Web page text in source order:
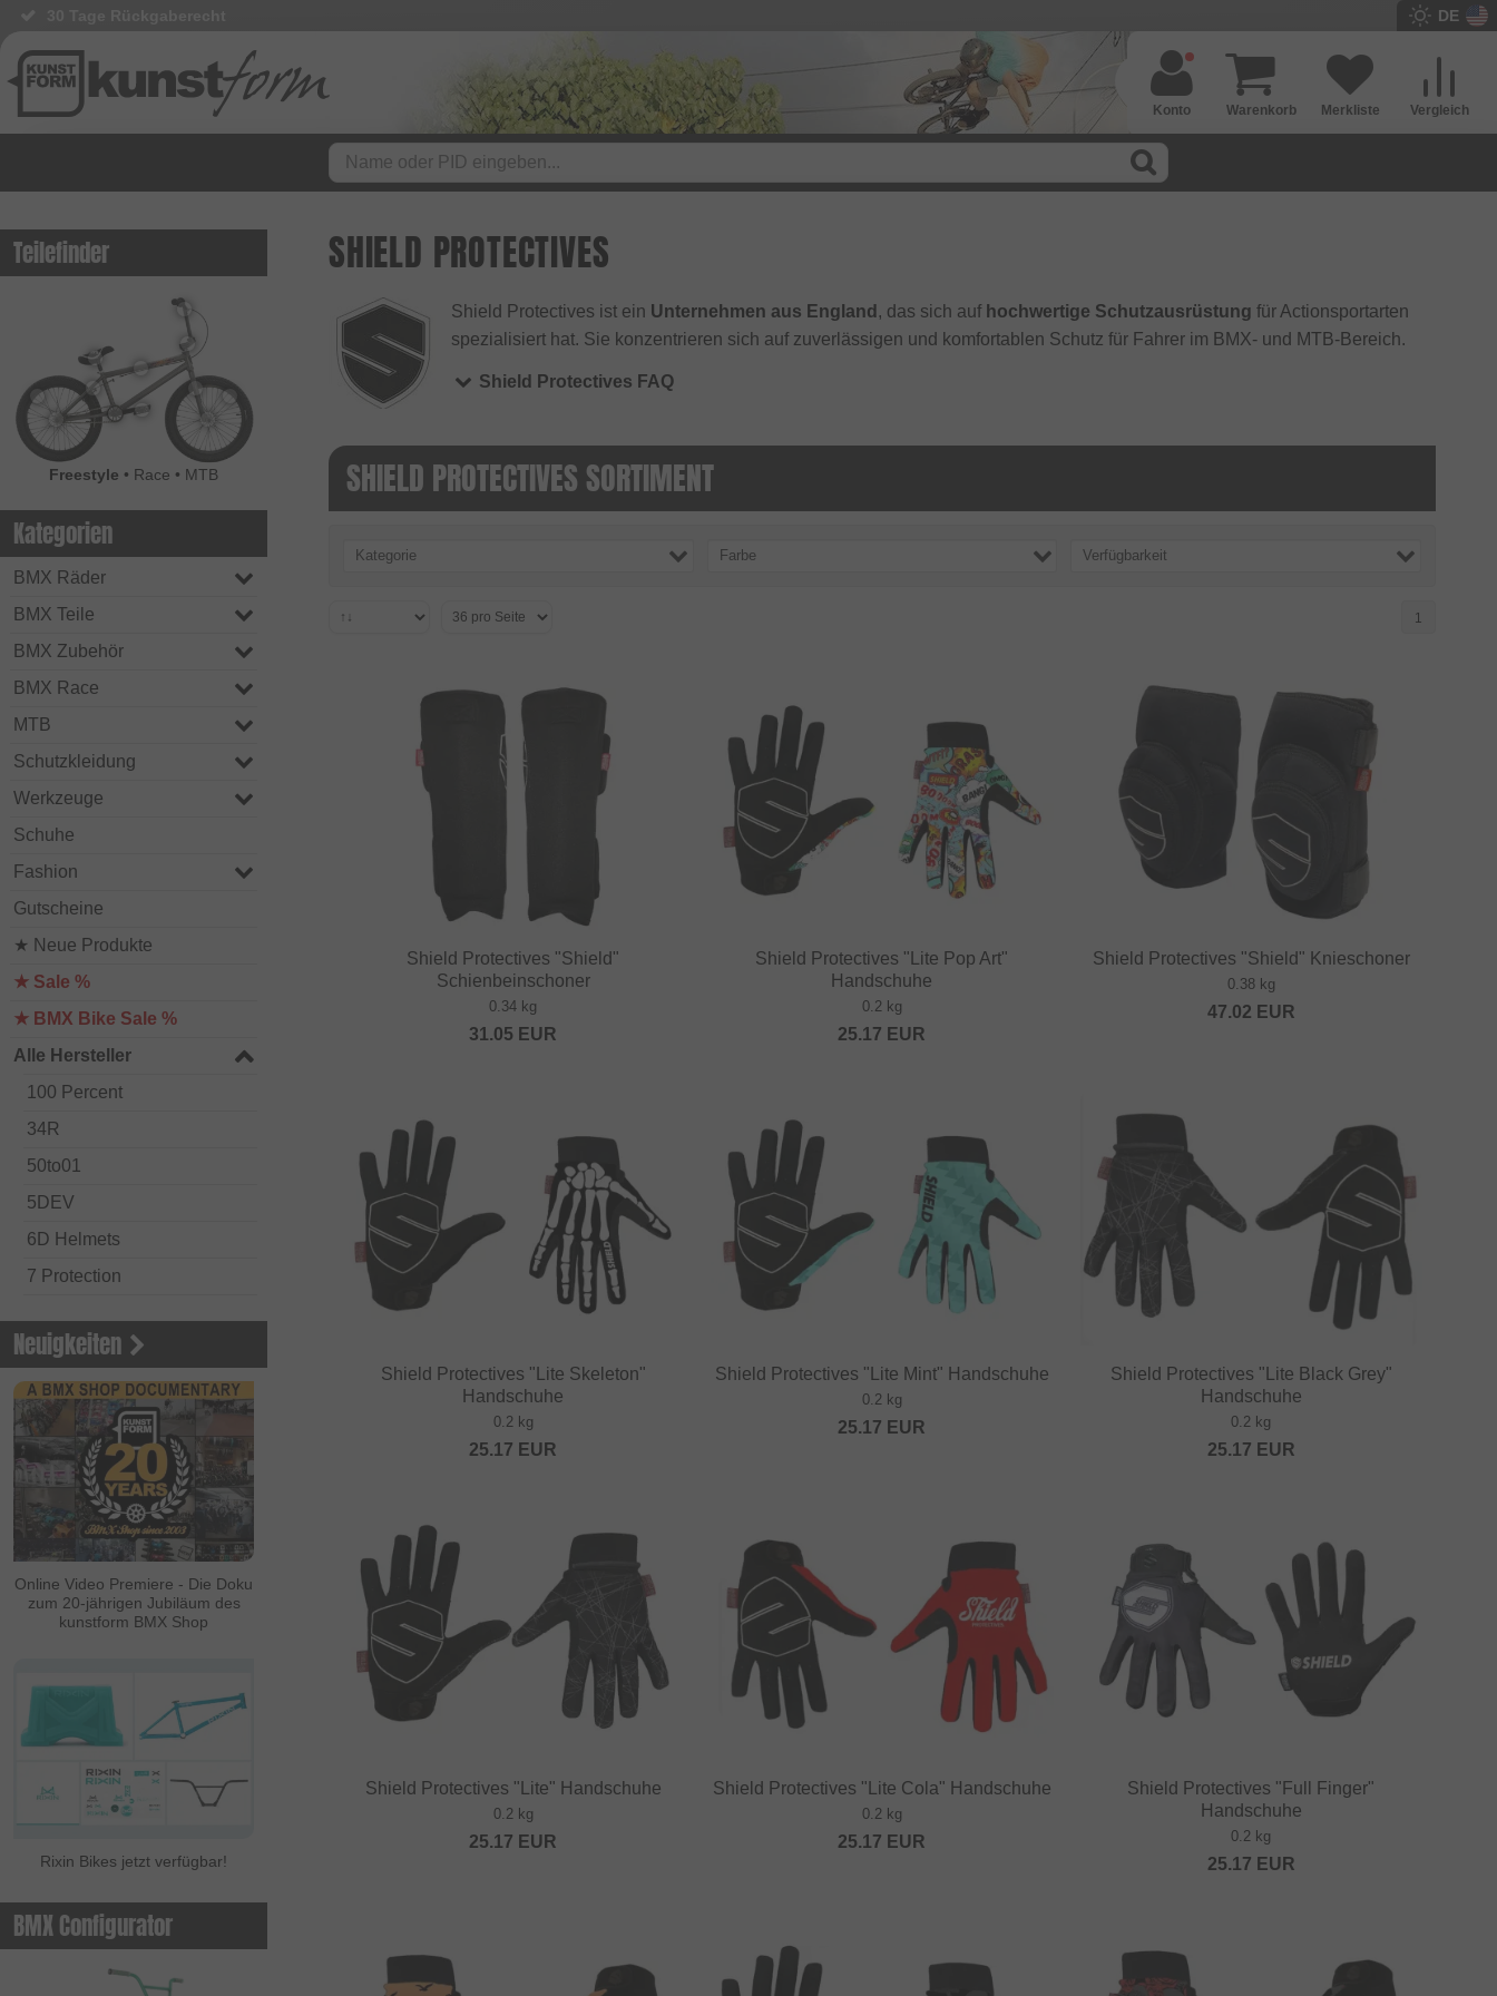
DE
Vergleich
Merkliste
Warenkorb
Konto
Teilefinder
Freestyle • Race • MTB
Kategorien
BMX Räder
BMX Teile
BMX Zubehör
BMX Race
MTB
Schutzkleidung
Werkzeuge
Schuhe
Fashion
Gutscheine
★ Neue Produkte
★ Sale %
★ BMX Bike Sale %
Alle Hersteller
100 Percent
34R
50to01
5DEV
6D Helmets
7 Protection
Acepac
ACS BMX
Alienation BMX
Alive
ALK 13
ALL IN
Animal Bikes
Autum Bikes
baco
Bell
Beringer
Beringer Bicycle
Bicross Editions
Bicycle Union
Neuigkeiten
Online Video Premiere - Die Doku
zum 20-jährigen Jubiläum des
kunstform BMX Shop
Rixin Bikes jetzt verfügbar!
BMX Configurator
SHIELD PROTECTIVES
Shield Protectives ist ein Unternehmen aus England , das sich auf hochwertige Schutzausrüstung für Actionsportarten
spezialisiert hat. Sie konzentrieren sich auf zuverlässigen und komfortablen Schutz für Fahrer im BMX- und MTB-Bereich.
Shield Protectives FAQ
SHIELD PROTECTIVES SORTIMENT
Kategorie Farbe Verfügbarkeit
1
Shield Protectives "Shield"
Schienbeinschoner
0.34 kg
31.05 EUR
Shield Protectives "Lite Pop Art"
Handschuhe
0.2 kg
25.17 EUR
Shield Protectives "Shield" Knieschoner
0.38 kg
47.02 EUR
Shield Protectives "Lite Skeleton"
Handschuhe
0.2 kg
25.17 EUR
Shield Protectives "Lite Mint" Handschuhe
0.2 kg
25.17 EUR
Shield Protectives "Lite Black Grey"
Handschuhe
0.2 kg
25.17 EUR
Shield Protectives "Lite" Handschuhe
0.2 kg
25.17 EUR
Shield Protectives "Lite Cola" Handschuhe
0.2 kg
25.17 EUR
Shield Protectives "Full Finger"
Handschuhe
0.2 kg
25.17 EUR